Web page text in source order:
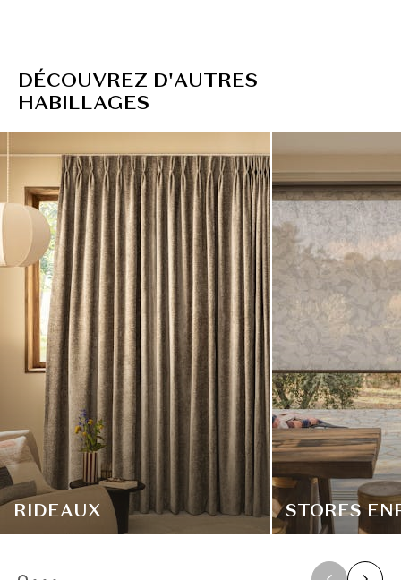
DÉCOUVREZ D'AUTRES
HABILLAGES
RIDEAUX STORES